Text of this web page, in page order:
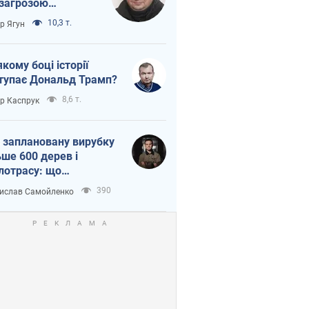
логістика
Ягун 10,3 т.
боці історії
Дональд Трамп?
Каспрук 8,6 т.
вирубку
600 дерев і
що
на Теремках
Самойленко 390